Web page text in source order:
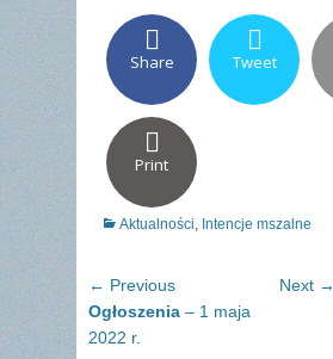
Share Tweet
Print
Categories
Aktualności, Intencje mszalne
Nawigacja
wpisu
← PreviousPrevious
post:
Ogłoszenia – 1 maja
2022 r.
Next →